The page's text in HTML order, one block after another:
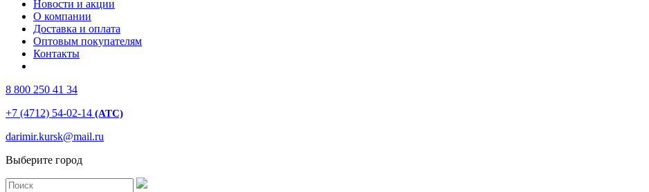
Новости и акции
О компании
Доставка и оплата
Оптовым покупателям
Контакты
8 800 250 41 34
+7 (4712) 54-02-14 (АТС)
darimir.kursk@mail.ru
Выберите город